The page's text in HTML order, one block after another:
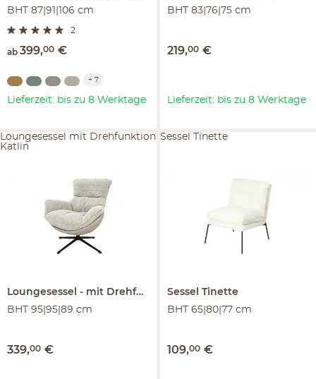
BHT 87|91|106 cm
2
ab 399,00 €
+ 7
Lieferzeit: bis zu 8 Werktage
BHT 83|76|75 cm
219,00 €
Lieferzeit: bis zu 8 Werktage
Loungesessel mit Drehfunktion
Katlin
BHT 95|95|89 cm
339,00 €
Loungesessel mit Drehfunktion
Katlin
Sessel Tinette
BHT 65|80|77 cm
109,00 €
Sessel Tinette